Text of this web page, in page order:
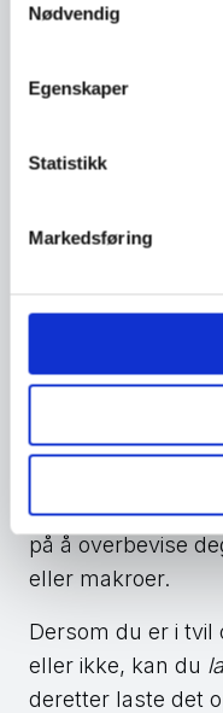
Nødvendig
Egenskaper
Statistikk
Markedsføring
Vær ekstra på
på å overbevise
eller makroer.
Dersom du er i tvil
eller ikke, kan du
deretter laste det